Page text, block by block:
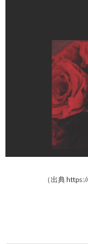
（出典